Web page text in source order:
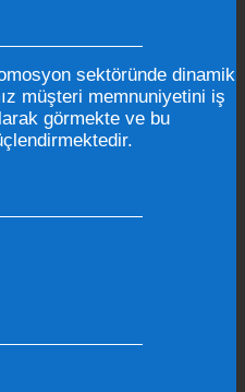
sektöründe dinamik
müşteri memnuniyetini iş
görmekte ve bu